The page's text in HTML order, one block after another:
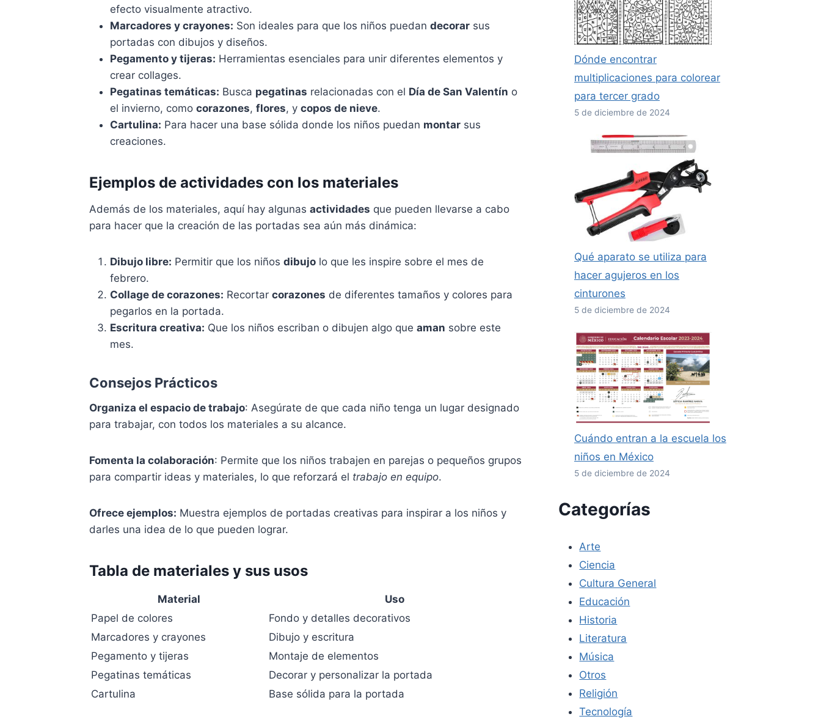
efecto visualmente atractivo.
Marcadores y crayones: Son ideales para que los niños puedan decorar sus
portadas con dibujos y diseños.
Pegamento y tijeras: Herramientas esenciales para unir diferentes elementos y
crear collages.
Pegatinas temáticas: Busca pegatinas relacionadas con el Día de San Valentín o
el invierno, como corazones, flores, y copos de nieve.
Cartulina: Para hacer una base sólida donde los niños puedan montar sus
creaciones.
Ejemplos de actividades con los materiales
Además de los materiales, aquí hay algunas actividades que pueden llevarse a cabo
para hacer que la creación de las portadas sea aún más dinámica:
Dibujo libre: Permitir que los niños dibujo lo que les inspire sobre el mes de
febrero.
Collage de corazones: Recortar corazones de diferentes tamaños y colores para
pegarlos en la portada.
Escritura creativa: Que los niños escriban o dibujen algo que aman sobre este
mes.
Consejos Prácticos
Organiza el espacio de trabajo: Asegúrate de que cada niño tenga un lugar designado
para trabajar, con todos los materiales a su alcance.
Fomenta la colaboración: Permite que los niños trabajen en parejas o pequeños grupos
para compartir ideas y materiales, lo que reforzará el trabajo en equipo.
Ofrece ejemplos: Muestra ejemplos de portadas creativas para inspirar a los niños y
darles una idea de lo que pueden lograr.
Tabla de materiales y sus usos
Material
Uso
Papel de colores
Fondo y detalles decorativos
Marcadores y crayones
Dibujo y escritura
Pegamento y tijeras
Montaje de elementos
Pegatinas temáticas
Decorar y personalizar la portada
Cartulina
Base sólida para la portada
Dónde encontrar
multiplicaciones para colorear
para tercer grado
5 de diciembre de 2024
Qué aparato se utiliza para
hacer agujeros en los
cinturones
5 de diciembre de 2024
Cuándo entran a la escuela los
niños en México
5 de diciembre de 2024
Categorías
Arte
Ciencia
Cultura General
Educación
Historia
Literatura
Música
Otros
Religión
Tecnología